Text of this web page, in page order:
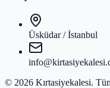
Üsküdar / İstanbul
© 2026 Kırtasiyekalesi.